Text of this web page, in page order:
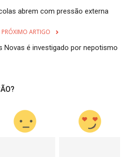
abrem com pressão externa
PRÓXIMO ARTIGO
Novas é investigado por nepotismo